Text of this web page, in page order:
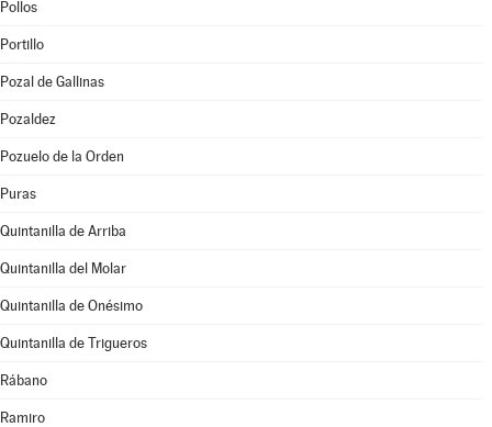
Pollos
Portillo
Pozal de Gallinas
Pozaldez
Pozuelo de la Orden
Puras
Quintanilla de Arriba
Quintanilla del Molar
Quintanilla de Onésimo
Quintanilla de Trigueros
Rábano
Ramiro